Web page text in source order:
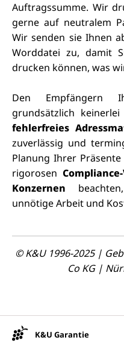
Auftragssumme. Wir
gerne auf neutralem
Wirsenden sie Ihnen
Worddatei zu, damit
drucken können, was
Den Empfängern
grundsätzlich keinerlei
fehlerfreies
zuverlässig und
Planung Ihrer
rigorosen
Konzernen
unnötige Arbeit und
© K&U 1996-2025 |
Co KG |
K&U Garantie